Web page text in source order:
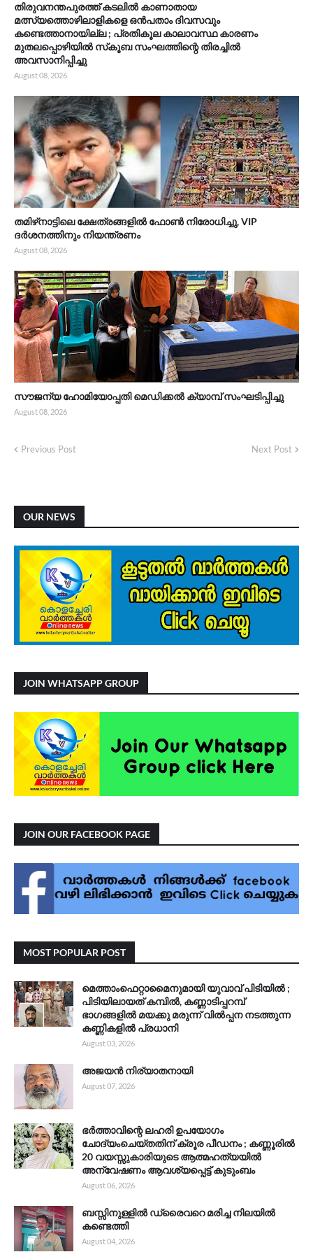
തിരുവനന്തപുരത്ത് കടലിൽ കാണാതായ
മത്സ്യത്തൊഴിലാളികളെ ഒൻപതാം ദിവസവും
കണ്ടെത്താനായില്ല ; പ്രതികൂല കാലാവസ്ഥ കാരണം
മുതലപ്പൊഴിയിൽ സ്‌കൂബ സംഘത്തിന്റെ തിരച്ചിൽ
അവസാനിപ്പിച്ചു
August 08, 2026
തമിഴ്‌നാട്ടിലെ ക്ഷേത്രങ്ങളിൽ ഫോൺ നിരോധിച്ചു, VIP
ദർശനത്തിനും നിയന്ത്രണം
August 08, 2026
സൗജന്യ ഹോമിയോപ്പതി മെഡിക്കൽ ക്യാമ്പ് സംഘടിപ്പിച്ചു
August 08, 2026
Previous Post Next Post
OUR NEWS
JOIN WHATSAPP GROUP
JOIN OUR FACEBOOK PAGE
MOST POPULAR POST
മെത്താംഫെറ്റാമൈനുമായി യുവാവ് പിടിയിൽ ;
പിടിയിലായത് കമ്പിൽ, കണ്ണാടിപ്പറമ്പ്
ഭാഗങ്ങളിൽ മയക്കു മരുന്ന് വിൽപ്പന നടത്തുന്ന
കണ്ണികളിൽ പ്രധാനി
August 03, 2026
അജയൻ നിര്യാതനായി
August 07, 2026
ഭർത്താവിന്റെ ലഹരി ഉപയോഗം
ചോദ്യംചെയ്തതിന് ക്രൂര പീഡനം ; കണ്ണൂരിൽ
20 വയസ്സുകാരിയുടെ ആത്മഹത്യയിൽ
അന്വേഷണം ആവശ്യപ്പെട്ട് കുടുംബം
August 06, 2026
ബസ്സിനുള്ളിൽ ഡ്രൈവറെ മരിച്ച നിലയിൽ
കണ്ടെത്തി
August 04, 2026